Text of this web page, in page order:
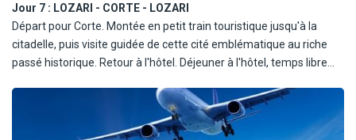
Jour 7 : LOZARI - CORTE - LOZARI
Départ pour Corte. Montée en petit train touristique jusqu'à la
citadelle, puis visite guidée de cette cité emblématique au riche
passé historique. Retour à l'hôtel. Déjeuner à l'hôtel, temps libre